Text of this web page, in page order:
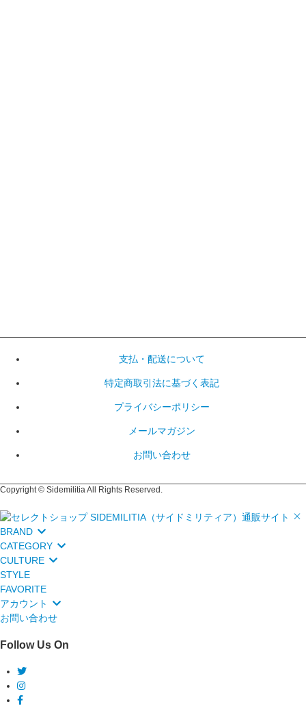
支払・配送について
特定商取引法に基づく表記
プライバシーポリシー
メールマガジン
お問い合わせ
Copyright © Sidemilitia All Rights Reserved.
BRAND
CATEGORY
CULTURE
STYLE
FAVORITE
アカウント
お問い合わせ
Follow Us On